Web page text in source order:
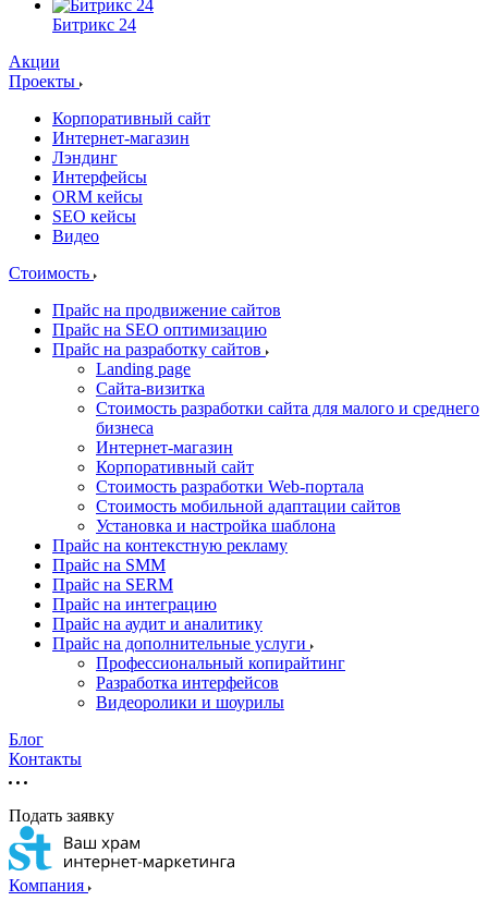
Битрикс 24
Акции
Проекты
Корпоративный сайт
Интернет-магазин
Лэндинг
Интерфейсы
ORM кейсы
SEO кейсы
Видео
Стоимость
Прайс на продвижение сайтов
Прайс на SEO оптимизацию
Прайс на разработку сайтов
Landing page
Cайта-визитка
Стоимость разработки сайта для малого и среднего
бизнеса
Интернет-магазин
Корпоративный сайт
Стоимость разработки Web-портала
Стоимость мобильной адаптации сайтов
Установка и настройка шаблона
Прайс на контекстную рекламу
Прайс на SMM
Прайс на SERM
Прайс на интеграцию
Прайс на аудит и аналитику
Прайс на дополнительные услуги
Профессиональный копирайтинг
Разработка интерфейсов
Видеоролики и шоурилы
Блог
Контакты
Подать заявку
Компания